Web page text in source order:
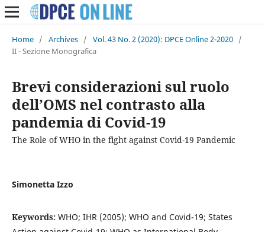
Home / Archives / Vol. 43 No. 2 (2020): DPCE Online 2-2020 /
II - Sezione Monografica
Brevi considerazioni sul ruolo
dell’OMS nel contrasto alla
pandemia di Covid-19
The Role of WHO in the fight against Covid-19 Pandemic
Simonetta Izzo
Keywords: WHO; IHR (2005); WHO and Covid-19; States